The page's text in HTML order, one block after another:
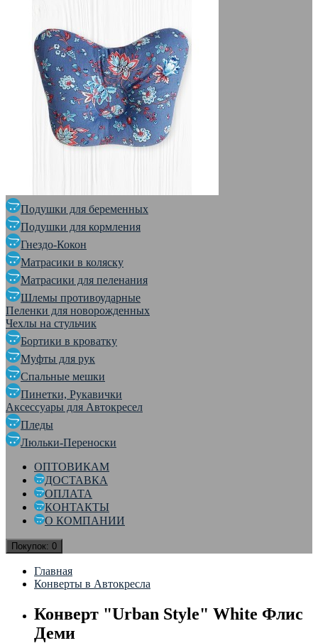
Подушки для беременных
Подушки для кормления
Гнездо-Кокон
Матрасики в коляску
Матрасики для пеленания
Шлемы противоударные
Пеленки для новорожденных
Чехлы на стульчик
Бортики в кроватку
Муфты для рук
Спальные мешки
Пинетки, Рукавички
Аксессуары для Автокресел
Пледы
Люльки-Переноски
ОПТОВИКАМ
ДОСТАВКА
ОПЛАТА
КОНТАКТЫ
О КОМПАНИИ
Покупок: 0
Главная
Конверты в Автокресла
Конверт "Urban Style" White Флис
Деми